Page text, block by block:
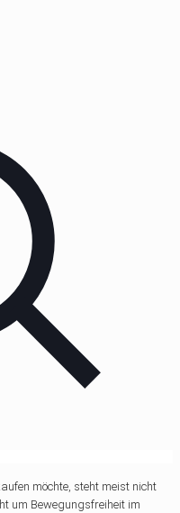
möchte, steht meist nicht
um Bewegungsfreiheit im